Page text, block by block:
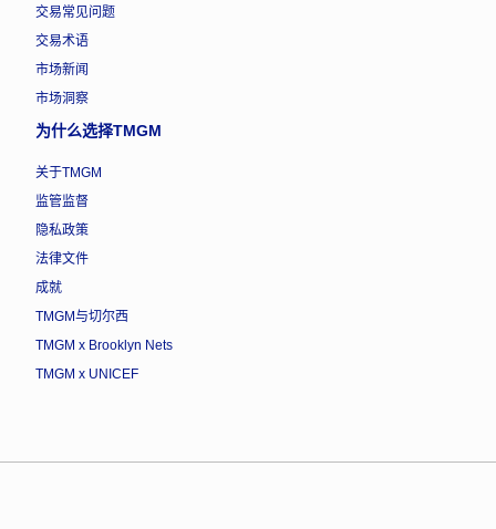
交易常见问题
交易术语
市场新闻
市场洞察
为什么选择TMGM
关于TMGM
监管监督
隐私政策
法律文件
成就
TMGM与切尔西
TMGM x Brooklyn Nets
TMGM x UNICEF